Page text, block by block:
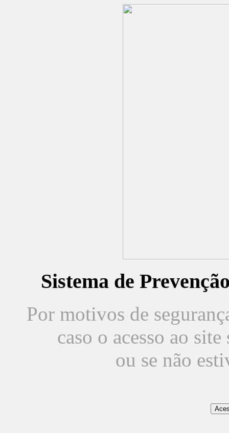
Sistema de
Por motivos de
caso o acesso ao
ou se não